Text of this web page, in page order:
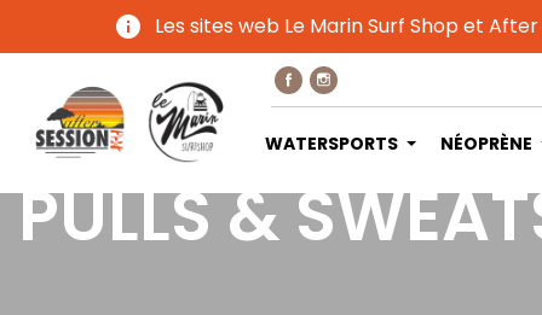
info Les sites web Le Marin Surf Shop et
WATERSPORTS NÉOPRÈNE
PULLS &